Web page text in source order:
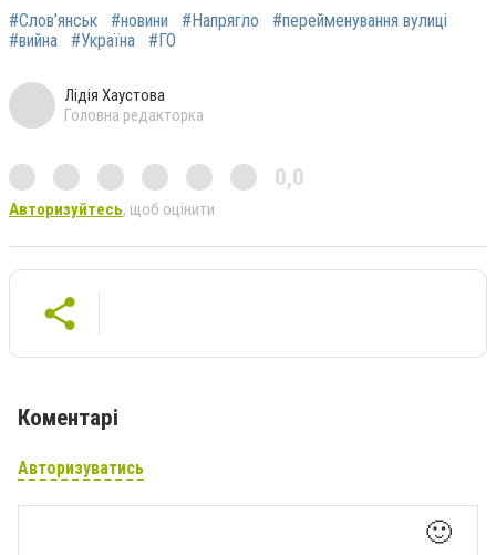
#Слов’янськ #новини #Напрягло
#перейменування вулиці
#вийна
#Україна #ГО
Лідія Хаустова
Головна редакторка
0,0
Авторизуйтесь, щоб оцінити
Коментарі
Авторизуватись
🙂